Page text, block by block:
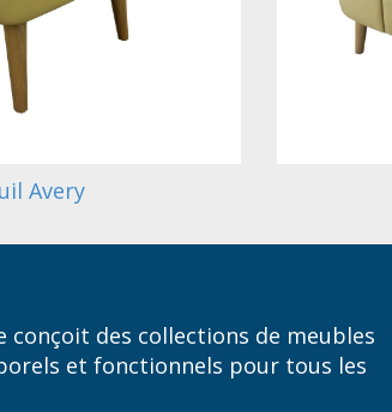
Avery
conçoit des collections de meubles
et fonctionnels pour tous les